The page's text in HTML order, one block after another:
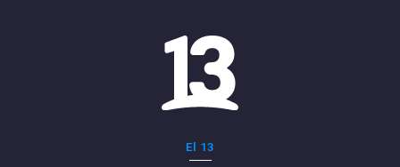
El 13